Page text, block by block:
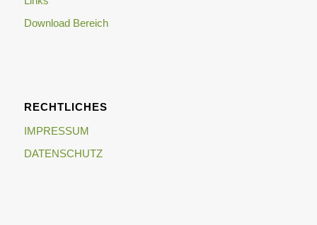
Download Bereich
RECHTLICHES
IMPRESSUM
DATENSCHUTZ